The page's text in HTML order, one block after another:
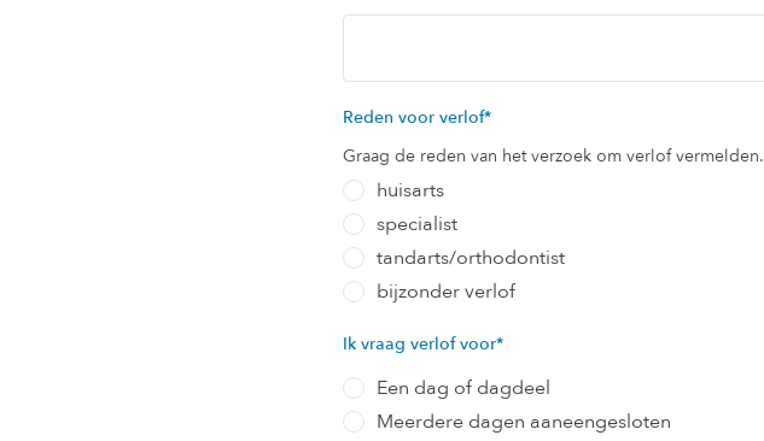
Reden voor verlof*
Graag de reden van het verzoek om verlof vermelden.
huisarts
specialist
tandarts/orthodontist
bijzonder verlof
Ik vraag verlof voor*
Een dag of dagdeel
Meerdere dagen aaneengesloten